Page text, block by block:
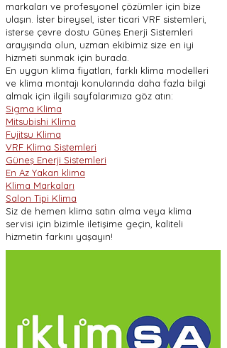
markaları ve profesyonel çözümler için bize
ulaşın. İster bireysel, ister ticari VRF sistemleri,
isterse çevre dostu Güneş Enerji Sistemleri
arayışında olun, uzman ekibimiz size en iyi
hizmeti sunmak için burada.
En uygun klima fiyatları, farklı klima modelleri
ve klima montajı konularında daha fazla bilgi
almak için ilgili sayfalarımıza göz atın:
Sigma Klima
Mitsubishi Klima
Fujitsu Klima
VRF Klima Sistemleri
Güneş Enerji Sistemleri
En Az Yakan klima
Klima Markaları
Salon Tipi Klima
Siz de hemen klima satın alma veya klima
servisi için bizimle iletişime geçin, kaliteli
hizmetin farkını yaşayın!